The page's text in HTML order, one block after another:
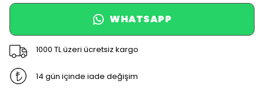
WHATSAPP
1000 TL üzeri ücretsiz kargo
14 gün içinde iade değişim